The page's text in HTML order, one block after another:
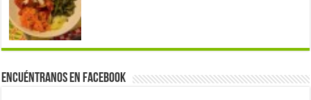
Encuéntranos en Facebook